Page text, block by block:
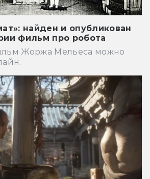
найден и опубликован
фильм про робота
Жоржа Мельеса можно